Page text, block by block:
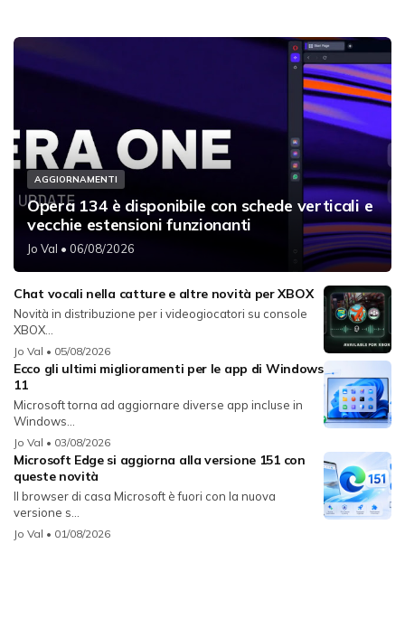
AGGIORNAMENTI
Opera 134 è disponibile con schede verticali e
vecchie estensioni funzionanti
Jo Val • 06/08/2026
Chat vocali nella catture e altre novità per XBOX
Novità in distribuzione per i videogiocatori su console
XBOX...
Jo Val • 05/08/2026
Ecco gli ultimi miglioramenti per le app di Windows
11
Microsoft torna ad aggiornare diverse app incluse in
Windows...
Jo Val • 03/08/2026
Microsoft Edge si aggiorna alla versione 151 con
queste novità
Il browser di casa Microsoft è fuori con la nuova
versione s...
Jo Val • 01/08/2026